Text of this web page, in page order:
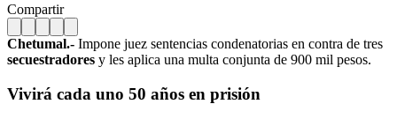
Compartir
Chetumal.- Impone juez sentencias condenatorias en contra de tres
secuestradores y les aplica una multa conjunta de 900 mil pesos.
Vivirá cada uno 50 años en prisión